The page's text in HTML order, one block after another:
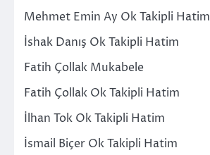
Mehmet Emin Ay Ok Takipli Hatim
İshak Danış Ok Takipli Hatim
Fatih Çollak Mukabele
Fatih Çollak Ok Takipli Hatim
İlhan Tok Ok Takipli Hatim
İsmail Biçer Ok Takipli Hatim